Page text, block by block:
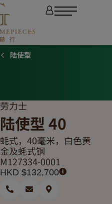
陆使型
劳力士
陆使型 40
蚝式，40毫米，白色黄
金及蚝式钢
M127334-0001
HKD $132,700